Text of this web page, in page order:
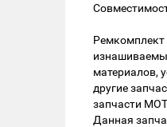
Ремкомплект
материалов,
другие
запчасти
Данная